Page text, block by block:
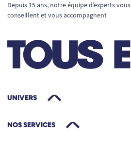
Depuis 15 ans, notre équipe d’experts vous
conseillent et vous accompagnent
UNIVERS
NOS SERVICES